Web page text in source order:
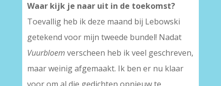
Waar kijk je naar uit in de toekomst?
Toevallig heb ik deze maand bij Lebowski
getekend voor mijn tweede bundel! Nadat
Vuurbloem verscheen heb ik veel geschreven,
maar weinig afgemaakt. Ik ben er nu klaar